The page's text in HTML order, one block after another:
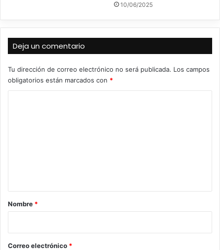
10/06/2025
Deja un comentario
Tu dirección de correo electrónico no será publicada. Los campos
obligatorios están marcados con *
r
*
Nombre *
Correo electrónico *